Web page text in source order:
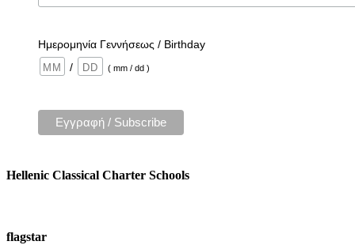
Ημερομηνία Γεννήσεως / Birthday
/
( mm / dd )
Hellenic Classical Charter Schools
flagstar